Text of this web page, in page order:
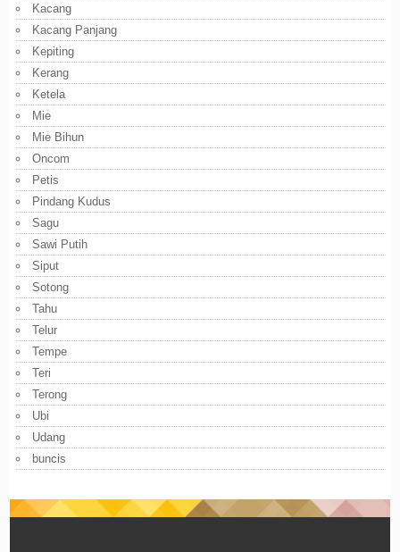
Kacang
Kacang Panjang
Kepiting
Kerang
Ketela
Mie
Mie Bihun
Oncom
Petis
Pindang Kudus
Sagu
Sawi Putih
Siput
Sotong
Tahu
Telur
Tempe
Teri
Terong
Ubi
Udang
buncis